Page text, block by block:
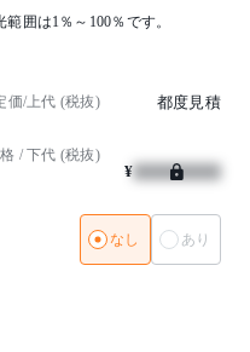
囲は1％～100％です。
DV-B)
L02)と組み合わせてご使用く
価/上代 (税抜) 都度見積
/ 下代 (税抜)
¥
なし あり